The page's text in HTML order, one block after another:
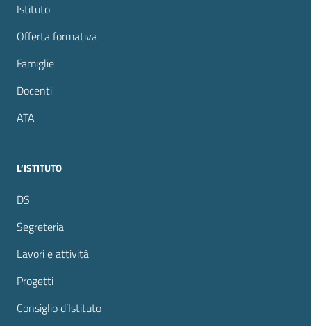
Istituto
Offerta formativa
Famiglie
Docenti
ATA
L’ISTITUTO
DS
Segreteria
Lavori e attività
Progetti
Consiglio d’Istituto